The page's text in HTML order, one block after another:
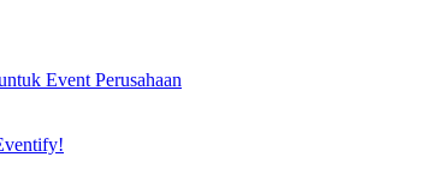
Event Perusahaan